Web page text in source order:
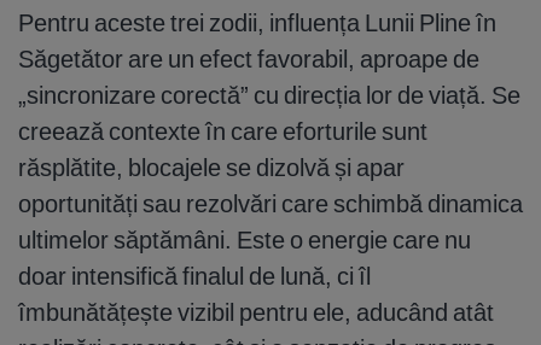
Pentru aceste trei zodii, influența Lunii Pline în
Săgetător are un efect favorabil, aproape de
„sincronizare corectă” cu direcția lor de viață. Se
creează contexte în care eforturile sunt
răsplătite, blocajele se dizolvă și apar
oportunități sau rezolvări care schimbă dinamica
ultimelor săptămâni. Este o energie care nu
doar intensifică finalul de lună, ci îl
îmbunătățește vizibil pentru ele, aducând atât